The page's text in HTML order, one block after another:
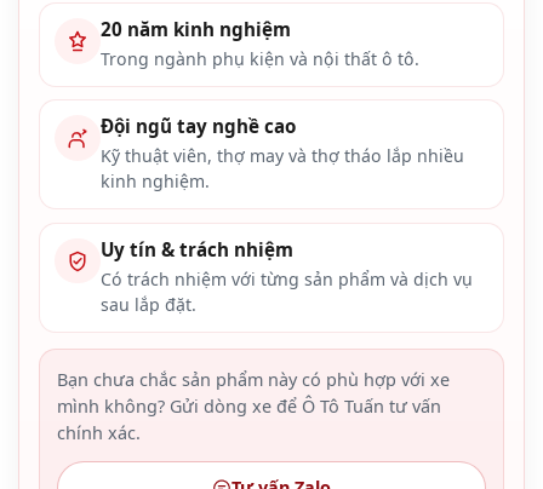
20 năm kinh nghiệm
Trong ngành phụ kiện và nội thất ô tô.
Đội ngũ tay nghề cao
Kỹ thuật viên, thợ may và thợ tháo lắp nhiều
kinh nghiệm.
Uy tín & trách nhiệm
Có trách nhiệm với từng sản phẩm và dịch vụ
sau lắp đặt.
Bạn chưa chắc sản phẩm này có phù hợp với xe
mình không? Gửi dòng xe để Ô Tô Tuấn tư vấn
chính xác.